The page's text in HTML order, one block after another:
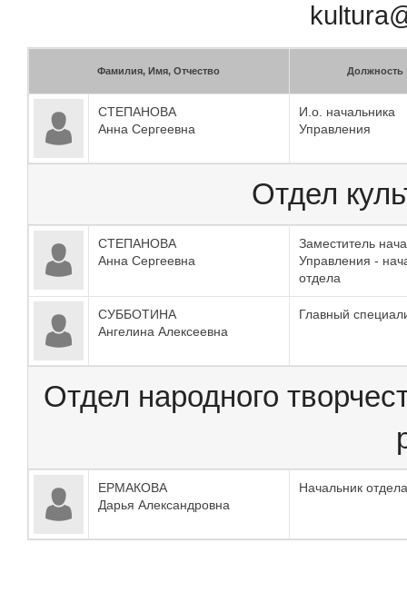
Фамилия, Имя, Отчество Должность
СТЕПАНОВА
Анна Сергеевна
И.о. начальника
Управления
Отдел
СТЕПАНОВА
Анна Сергеевна
Заместитель
Управления -
отдела
СУББОТИНА
Ангелина Алексеевна
Главный
Отдел народного
ЕРМАКОВА
Дарья Александровна
Начальник отдела